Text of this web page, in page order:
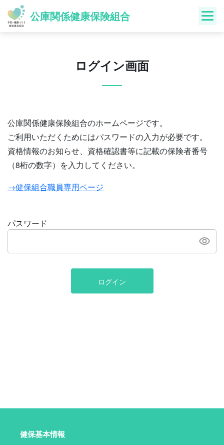
Skip
content
公庫関係健康保険組合
ログイン画面
公庫関係健康保険組合のホームページです。
ご利用いただくためにはパスワードの入力が必要です。
資格情報のお知らせ、資格確認書等に記載の保険者番号
（8桁の数字）を入力してください。
→健保組合職員専用ページ
パスワード
ログイン
健保基本情報